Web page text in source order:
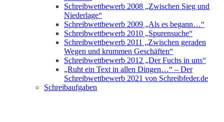
Schreibwettbewerb 2008 „Zwischen Sieg und
Niederlage“
Schreibwettbewerb 2009 „Als es begann…“
Schreibwettbewerb 2010 „Spurensuche“
Schreibwettbewerb 2011 „Zwischen geraden
Wegen und krummen Geschäften“
Schreibwettbewerb 2012 „Der Fuchs in uns“
„Ruht ein Text in allen Dingen…“ – Der
Schreibwettbewerb 2021 von Schreibfeder.de
Schreibaufgaben